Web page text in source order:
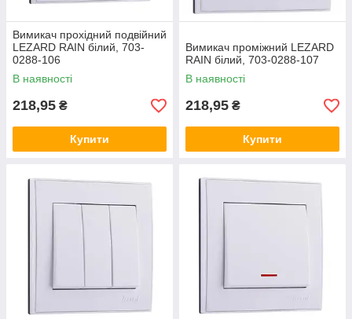
Вимикач прохідний подвійний
LEZARD RAIN білий, 703-
0288-106
В наявності
218,95 ₴
Купити
Вимикач проміжний LEZARD
RAIN білий, 703-0288-107
В наявності
218,95 ₴
Купити